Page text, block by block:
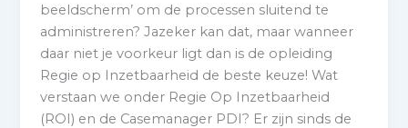
beeldscherm’ om de processen sluitend te
administreren? Jazeker kan dat, maar wanneer
daar niet je voorkeur ligt dan is de opleiding
Regie op Inzetbaarheid de beste keuze! Wat
verstaan we onder Regie Op Inzetbaarheid
(ROI) en de Casemanager PDI? Er zijn sinds de